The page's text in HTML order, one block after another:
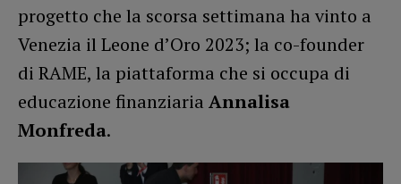
progetto che la scorsa settimana ha vinto a
Venezia il Leone d’Oro 2023; la co-founder
di RAME, la piattaforma che si occupa di
educazione finanziaria Annalisa
Monfreda.